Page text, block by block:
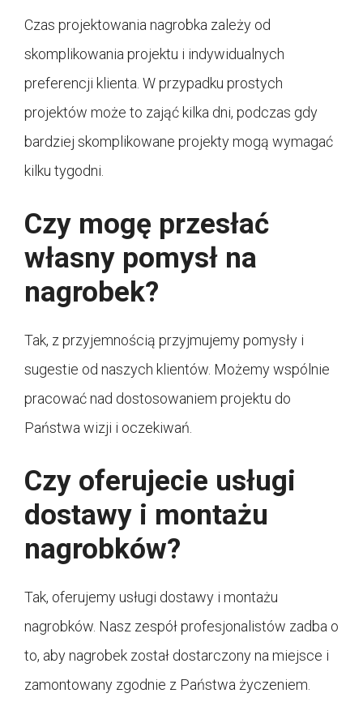
Czas projektowania nagrobka zależy od
skomplikowania projektu i indywidualnych
preferencji klienta. W przypadku prostych
projektów może to zająć kilka dni, podczas gdy
bardziej skomplikowane projekty mogą wymagać
kilku tygodni.
Czy mogę przesłać
własny pomysł na
nagrobek?
Tak, z przyjemnością przyjmujemy pomysły i
sugestie od naszych klientów. Możemy wspólnie
pracować nad dostosowaniem projektu do
Państwa wizji i oczekiwań.
Czy oferujecie usługi
dostawy i montażu
nagrobków?
Tak, oferujemy usługi dostawy i montażu
nagrobków. Nasz zespół profesjonalistów zadba o
to, aby nagrobek został dostarczony na miejsce i
zamontowany zgodnie z Państwa życzeniem.